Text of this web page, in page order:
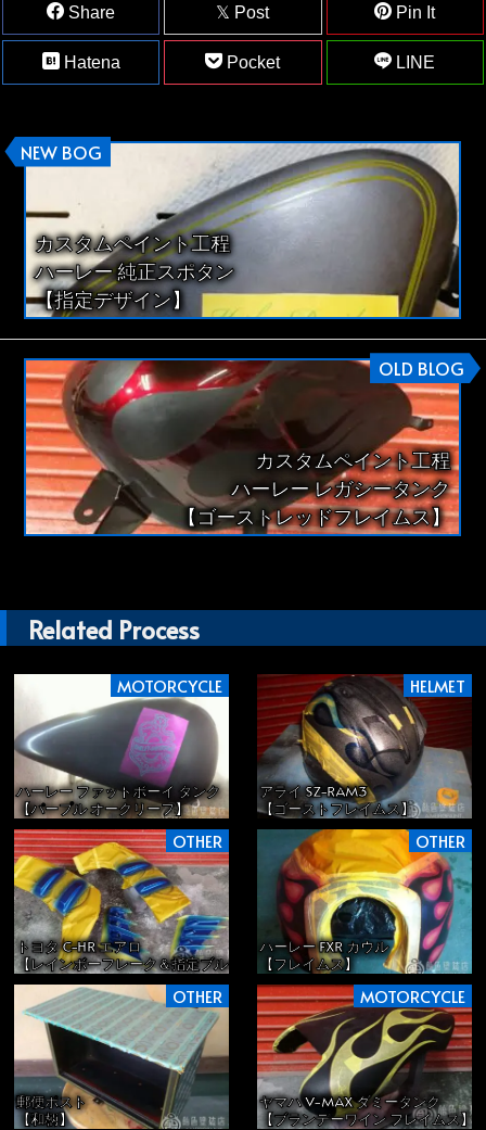
Share Post Pin It
Hatena Pocket LINE
NEW BOG
カスタムペイント工程
ハーレー 純正スポタン
【指定デザイン】
OLD BLOG
カスタムペイント工程
ハーレー レガシータンク
【ゴーストレッドフレイムス】
Related Process
MOTORCYCLE
ハーレー ファットボーイ タンク
【パープル オークリーフ】
HELMET
アライ SZ-RAM3
【ゴーストフレイムス】
OTHER
トヨタ C-HR エアロ
【レインボーフレーク＆指定ブルー】
OTHER
ハーレー FXR カウル
【フレイムス】
OTHER
郵便ポスト
【和柄】
MOTORCYCLE
ヤマハ V-MAX ダミータンク
【ブランデーワイン フレイムス】